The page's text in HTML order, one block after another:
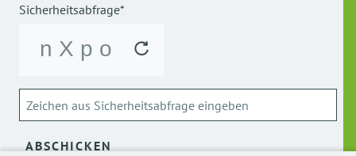
Sicherheitsabfrage*
ABSCHICKEN